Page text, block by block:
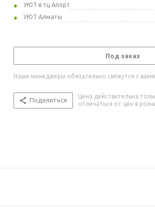
УЮТ в тц Апорт
УЮТ Алматы
Под заказ
Наши менеджеры обязательно свяжутся с вами
Поделиться
Цена действительна
отличаться от цен в